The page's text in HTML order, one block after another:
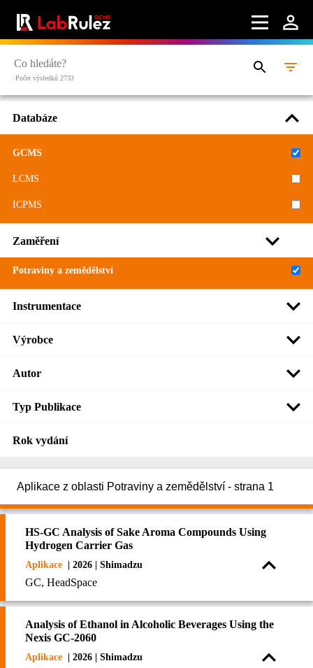
Počet výsledků 2733
Databáze
GCMS
LCMS
ICPMS
Zaměření
Potraviny a zemědělství
Instrumentace
Výrobce
Autor
Typ Publikace
Rok vydání
Aplikace z oblasti Potraviny a zemědělství - strana 1
HS-GC Analysis of Sake Aroma Compounds Using
Hydrogen Carrier Gas
Aplikace | 2026 | Shimadzu
GC, HeadSpace
Analysis of Ethanol in Alcoholic Beverages Using the
Nexis GC-2060
Aplikace | 2026 | Shimadzu